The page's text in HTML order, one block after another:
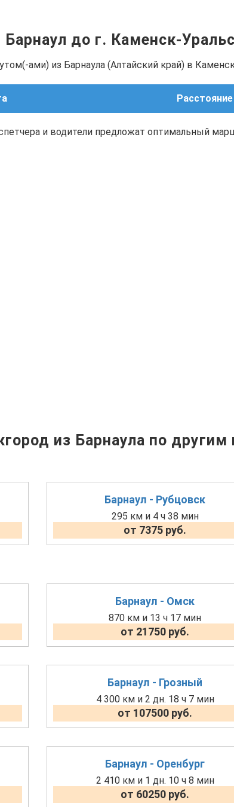
Барнаул до г. Каменск-
ами) из Барнаула (Алтайский край) в
Расстояние
и водители предложат оптимальный
из Барнаула по другим
Барнаул - Рубцовск
295 км и 4 ч 38 мин
от 7375 руб.
Барнаул - Омск
870 км и 13 ч 17 мин
от 21750 руб.
Барнаул - Грозный
4 300 км и 2 дн. 18 ч 7 мин
от 107500 руб.
Барнаул - Оренбург
2 410 км и 1 дн. 10 ч 8 мин
от 60250 руб.